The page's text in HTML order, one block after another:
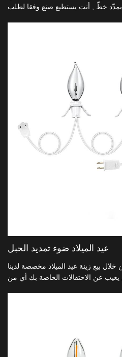
يمدّد خطّ , أنت يستطيع صنع وفقا لطلب
عيد الميلاد ضوء تمديد الحبل
بيع زينة عيد الميلاد مخصصة لدينا
يغيب عن الاحتفالات الخاصة بك أي من